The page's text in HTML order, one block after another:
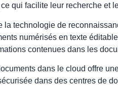
qui facilite leur recherche et
la technologie de
numérisés en texte
contenues dans les
dans le cloud offre
dans des centres de